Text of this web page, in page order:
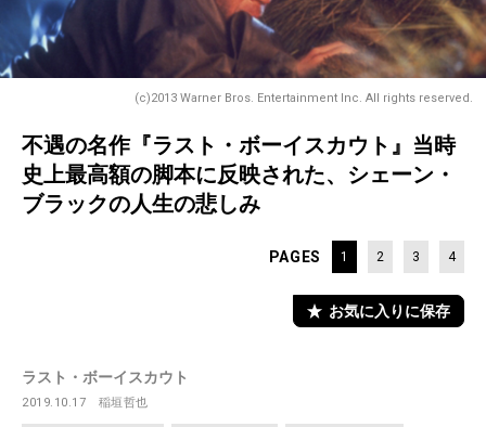
(c)2013 Warner Bros. Entertainment Inc. All rights reserved.
不遇の名作『ラスト・ボーイスカウト』当時
史上最高額の脚本に反映された、シェーン・
ブラックの人生の悲しみ
PAGES 1 2 3 4
お気に入りに保存
ラスト・ボーイスカウト
2019.10.17 稲垣哲也